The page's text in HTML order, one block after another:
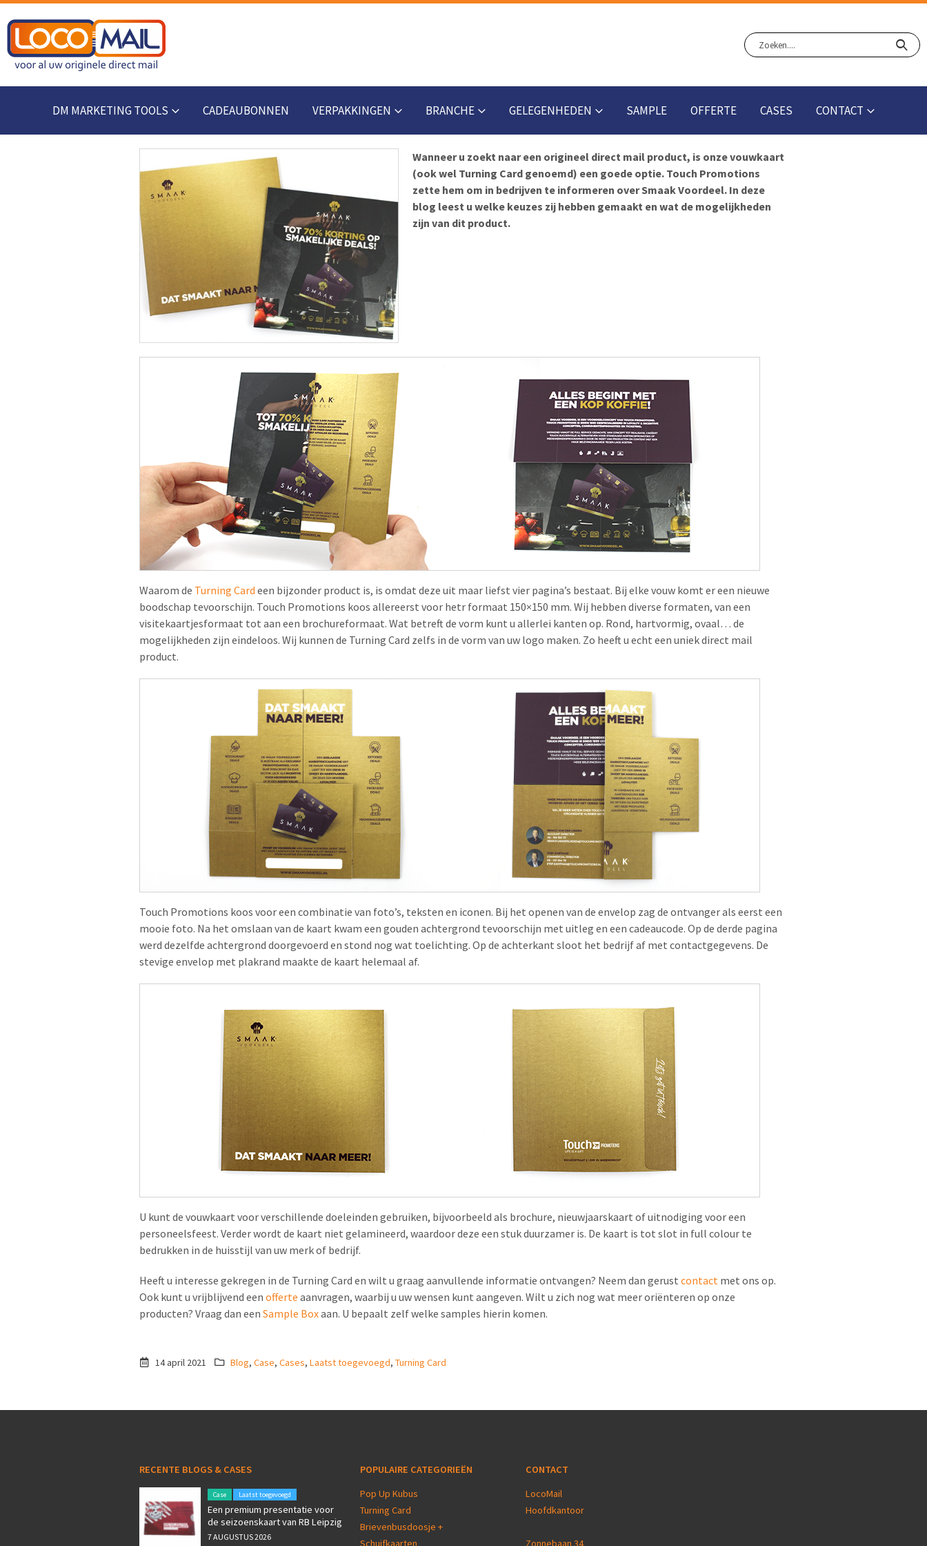
DM MARKETING TOOLS CADEAUBONNEN VERPAKKINGEN BRANCHE GELEGENHEDEN SAMPLE OFFERTE CASES CONTACT
Wanneer u zoekt naar een origineel direct mail product, is onze vouwkaart
(ook wel Turning Card genoemd) een goede optie. Touch Promotions
zette hem om in bedrijven te informeren over Smaak Voordeel. In deze
blog leest u welke keuzes zij hebben gemaakt en wat de mogelijkheden
zijn van dit product.
Waarom de Turning Card een bijzonder product is, is omdat deze uit maar liefst vier pagina’s bestaat. Bij elke vouw komt er een nieuwe
boodschap tevoorschijn. Touch Promotions koos allereerst voor hetr formaat 150×150 mm. Wij hebben diverse formaten, van een
visitekaartjesformaat tot aan een brochureformaat. Wat betreft de vorm kunt u allerlei kanten op. Rond, hartvormig, ovaal… de
mogelijkheden zijn eindeloos. Wij kunnen de Turning Card zelfs in de vorm van uw logo maken. Zo heeft u echt een uniek direct mail
product.
Touch Promotions koos voor een combinatie van foto’s, teksten en iconen. Bij het openen van de envelop zag de ontvanger als eerst een
mooie foto. Na het omslaan van de kaart kwam een gouden achtergrond tevoorschijn met uitleg en een cadeaucode. Op de derde pagina
werd dezelfde achtergrond doorgevoerd en stond nog wat toelichting. Op de achterkant sloot het bedrijf af met contactgegevens. De
stevige envelop met plakrand maakte de kaart helemaal af.
U kunt de vouwkaart voor verschillende doeleinden gebruiken, bijvoorbeeld als brochure, nieuwjaarskaart of uitnodiging voor een
personeelsfeest. Verder wordt de kaart niet gelamineerd, waardoor deze een stuk duurzamer is. De kaart is tot slot in full colour te
bedrukken in de huisstijl van uw merk of bedrijf.
Heeft u interesse gekregen in de Turning Card en wilt u graag aanvullende informatie ontvangen? Neem dan gerust contact met ons op.
Ook kunt u vrijblijvend een offerte aanvragen, waarbij u uw wensen kunt aangeven. Wilt u zich nog wat meer oriënteren op onze
producten? Vraag dan een Sample Boxaan. U bepaalt zelf welke samples hierin komen.
14 april 2021 Blog, Case, Cases, Laatst toegevoegd, Turning Card
RECENTE BLOGS & CASES
Case Laatst toegevoegd
Een premium presentatie voor
de seizoenskaart van RB Leipzig
7 AUGUSTUS 2026
POPULAIRE CATEGORIEËN
Pop Up Kubus
Turning Card
Brievenbusdoosje +
Schuifkaarten
CONTACT
LocoMail
Hoofdkantoor
Zonnebaan 34